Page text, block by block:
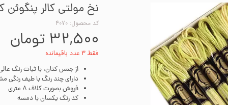
دوزی
دوزی
دوزی
دوزی
قلاب بافتنی
منگوله ساز
متر خیاطی
رنگ مولتی
رنگ
نخ مولتی کالر پنگوئن کد
کد محصول: 4070
۳۲,۵۰۰ تومان
فقط ۳ عدد باقیمانده
از جنس کتان، با ثبات رنگ
دارای چند رنگ با طیف رنگی
فروش بصورت کلاف 8 متری
کد رنگ یکسان با دمسه